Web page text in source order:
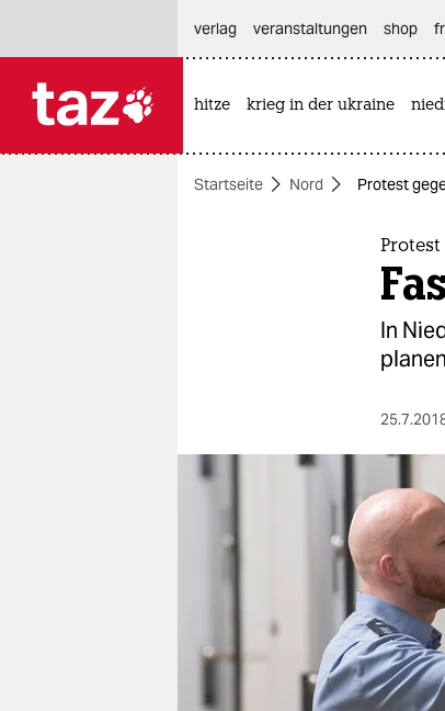
themen
nord
verlag
verlag
veranstaltungen shop
hitze krieg in der ukraine
Startseite Nord Protest
In